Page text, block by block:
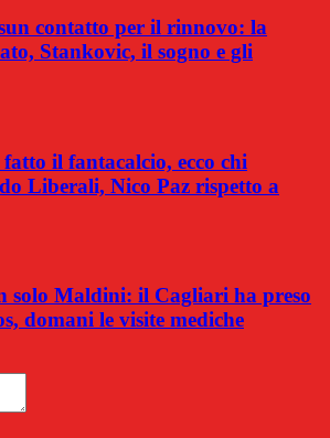
contatto per il rinnovo: la
Stankovic, il sogno e gli
il fantacalcio, ecco chi
Liberali, Nico Paz rispetto a
solo Maldini: il Cagliari ha preso
domani le visite mediche